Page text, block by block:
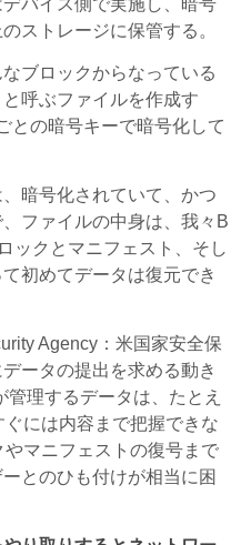
バイス側で実施し、暗号
ストレージに保管する。
ブロックからなっている
呼ぶファイルを作成す
との暗号キーで暗号化して
暗号化されていて、かつ
ファイルの中身は、我々B
ックとマニフェスト、そし
初めてデータは復元でき
Agency：米国家安全保
ータの提出を求める動き
理するデータは、たとえ
には内容まで把握できな
マニフェストの復号まで
とのひも付けが相当に困